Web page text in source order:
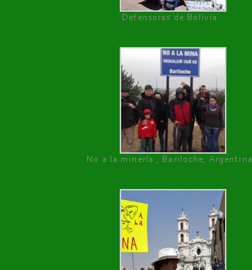
Defensoras de Bolivia
No a la minería , Bariloche, Argentina